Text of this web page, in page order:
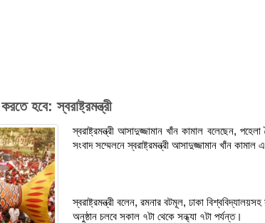
হবে: স্বরাষ্ট্রমন্ত্রী
স্বরাষ্ট্রমন্ত্রী আসাদুজ্জামান খাঁন কামাল বলেছেন,
সংবাদ সম্মেলনে স্বরাষ্ট্রমন্ত্রী আসাদুজ্জামান খাঁন কামাল
স্বরাষ্ট্রমন্ত্রী বলেন, রমনার বটমূল, ঢাকা
অনুষ্ঠান চলবে সকাল ৭টা থেকে সন্ধ্যা ৭টা পর্যন্ত।